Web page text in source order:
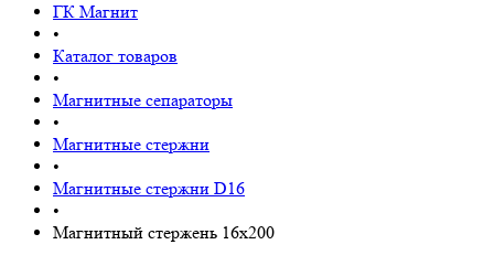
ГК Магнит
•
Каталог товаров
•
Магнитные сепараторы
•
Магнитные стержни
•
Магнитные стержни D16
•
Магнитный стержень 16х200